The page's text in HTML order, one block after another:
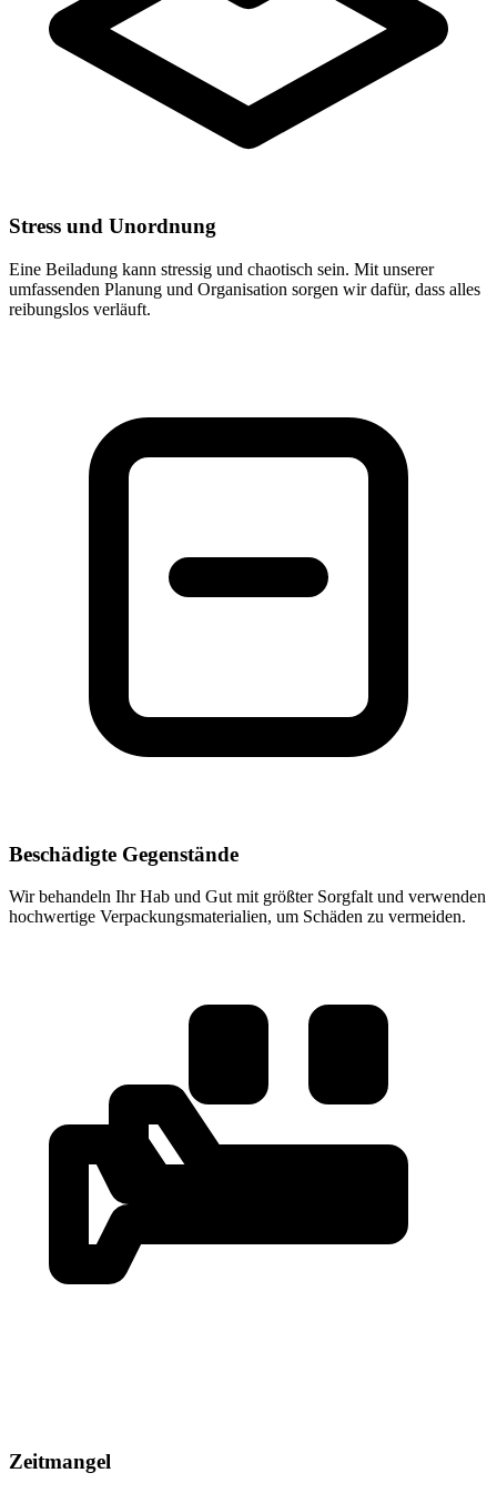
Stress und Unordnung
Eine Beiladung kann stressig und chaotisch sein. Mit unserer
umfassenden Planung und Organisation sorgen wir dafür, dass alles
reibungslos verläuft.
Beschädigte Gegenstände
Wir behandeln Ihr Hab und Gut mit größter Sorgfalt und verwenden
hochwertige Verpackungsmaterialien, um Schäden zu vermeiden.
Zeitmangel